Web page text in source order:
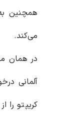
می‌کند.
در همان
آلمانی
کریپتو